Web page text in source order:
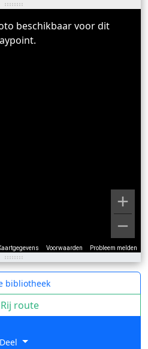
Voorwaarden Probleem melden
beschikbaar voor dit
bibliotheek
Rij route
Deel